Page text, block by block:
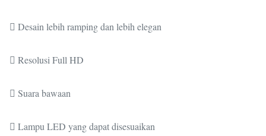
 Desain lebih ramping dan lebih elegan
 Resolusi Full HD
 Suara bawaan
 Lampu LED yang dapat disesuaikan